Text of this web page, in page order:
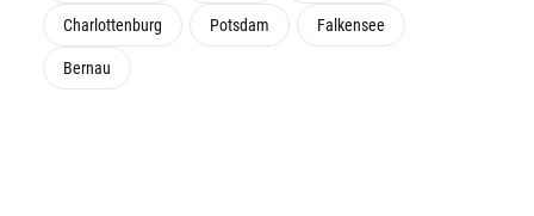
Charlottenburg Potsdam Falkensee
Bernau